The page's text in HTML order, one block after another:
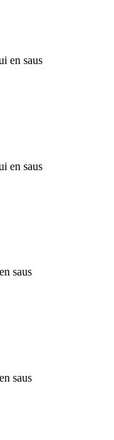
en saus
en saus
saus
saus